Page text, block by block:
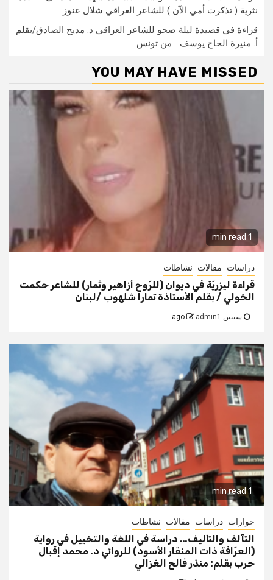
نثرية ( تذكرت أمي الآن ) للشاعر العراقي شلال عنوز
قراءة في قصيدة ليلة صحو للشاعر العراقي د. مديح الصادق/بقلم
أ. منيرة الحاج يوسف… من تونس
YOU MAY HAVE MISSED
1 min read
دراسات مقالات نشاطات
قراءة ليزريّة في ديوان (للرّوح أزاهير وثمار) للشاعر حكمت
الخولي / بقلم الأستاذة تمارا شلهوب /لبنان
سنتين ago admin1
1 min read
حوارات دراسات مقالات نشاطات
التآلف والتأليف… دراسة في اللغة والتخييل في رواية
(العرّافة ذات المنقار الأسود) للروائي د. محمد إقبال
حرب بقلم: منذر فالح الغزالي